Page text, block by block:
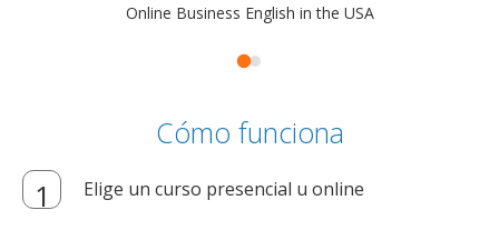
Online Business English in the USA
Cómo funciona
Elige un curso presencial u online